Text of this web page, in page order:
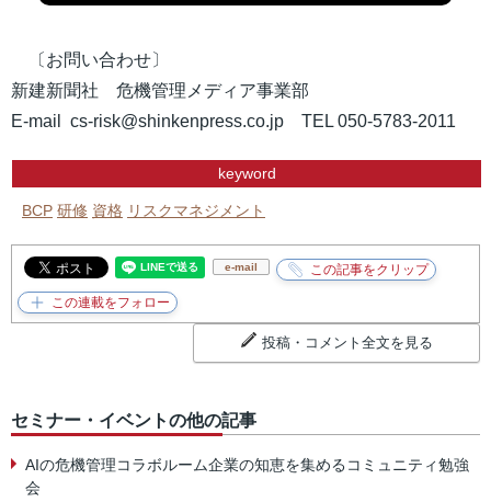
〔お問い合わせ〕
新建新聞社 危機管理メディア事業部
E-mail cs-risk@shinkenpress.co.jp TEL 050-5783-2011
keyword
BCP 研修 資格 リスクマネジメント
e-mail
投稿・コメント全文を見る
セミナー・イベントの他の記事
AIの危機管理コラボルーム企業の知恵を集めるコミュニティ勉強
会